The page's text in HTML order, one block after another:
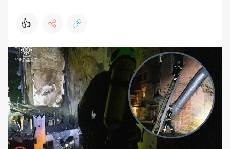
👍